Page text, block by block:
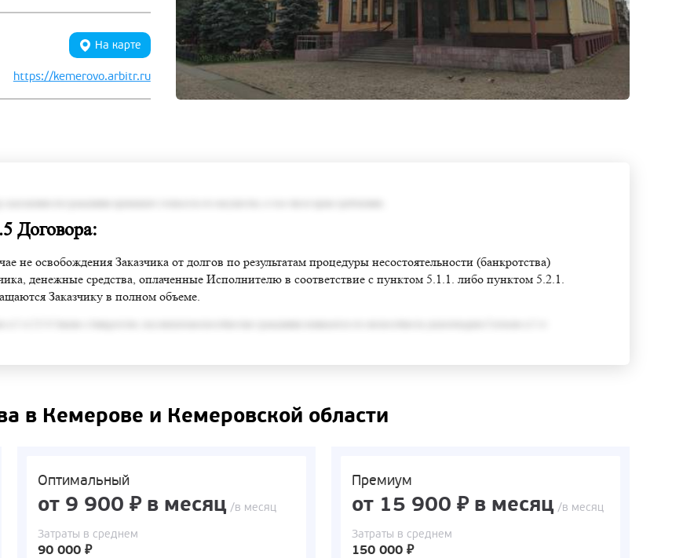
На карте
https://kemerovo.arbitr.ru
Договора:
не освобождения Заказчика от долгов по результатам процедуры несостоятельности (банкротства)
денежные средства, оплаченные Исполнителю в соответствие с пунктом 5.1.1. либо пунктом 5.2.1.
Заказчику в полном объеме.
в Кемерове и Кемеровской области
Оптимальный
от 9 900 ₽ в месяц /в месяц
Затраты в среднем
90 000 ₽
Премиум
от 15 900 ₽ в месяц /в месяц
Затраты в среднем
150 000 ₽